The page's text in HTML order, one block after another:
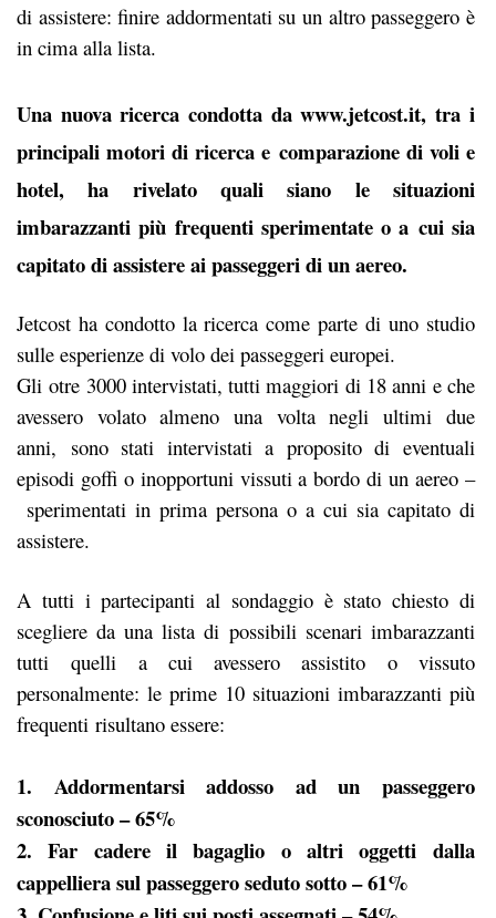
di assistere: finire addormentati su un altro passeggero è
in cima alla lista.
Una nuova ricerca condotta da www.jetcost.it, tra i
principali motori di ricerca e comparazione di voli e
hotel, ha rivelato quali siano le situazioni
imbarazzanti più frequenti sperimentate o a cui sia
capitato di assistere ai passeggeri di un aereo.
Jetcost ha condotto la ricerca come parte di uno studio
sulle esperienze di volo dei passeggeri europei.
Gli otre 3000 intervistati, tutti maggiori di 18 anni e che
avessero volato almeno una volta negli ultimi due
anni, sono stati intervistati a proposito di eventuali
episodi goffi o inopportuni vissuti a bordo di un aereo –
sperimentati in prima persona o a cui sia capitato di
assistere.
A tutti i partecipanti al sondaggio è stato chiesto di
scegliere da una lista di possibili scenari imbarazzanti
tutti quelli a cui avessero assistito o vissuto
personalmente: le prime 10 situazioni imbarazzanti più
frequenti risultano essere:
1. Addormentarsi addosso ad un passeggero
sconosciuto – 65%
2. Far cadere il bagaglio o altri oggetti dalla
cappelliera sul passeggero seduto sotto – 61%